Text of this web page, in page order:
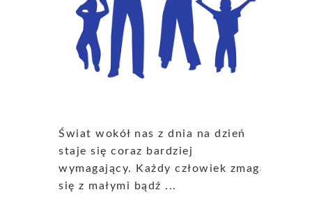
Świat wokół nas z dnia na dzień
staje się coraz bardziej
wymagający. Każdy człowiek zmaga
się z małymi bądź ...